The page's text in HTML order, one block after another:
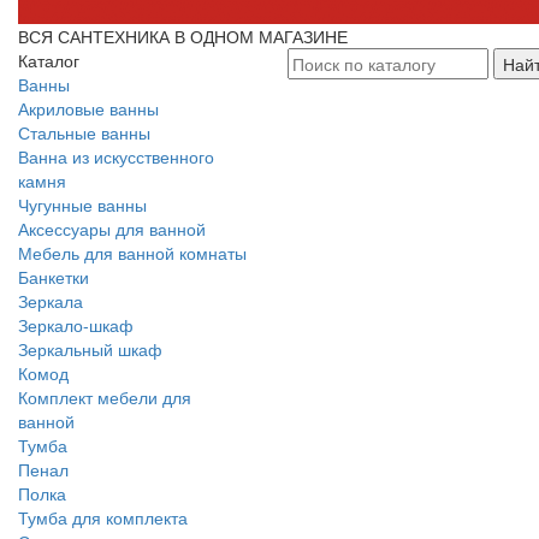
ВСЯ САНТЕХНИКА В ОДНОМ МАГАЗИНЕ
Каталог
Ванны
Акриловые ванны
Стальные ванны
Ванна из искусственного
камня
Чугунные ванны
Аксессуары для ванной
Мебель для ванной комнаты
Банкетки
Зеркала
Зеркало-шкаф
Зеркальный шкаф
Комод
Комплект мебели для
ванной
Тумба
Пенал
Полка
Тумба для комплекта